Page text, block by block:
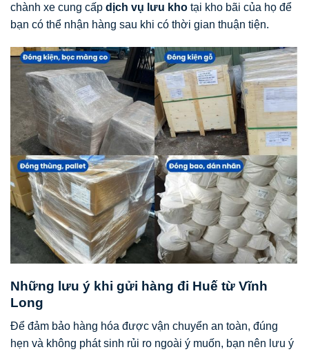
chành xe cung cấp dịch vụ lưu kho tại kho bãi của họ để
bạn có thể nhận hàng sau khi có thời gian thuận tiện.
Những lưu ý khi gửi hàng đi Huế từ Vĩnh
Long
Để đảm bảo hàng hóa được vận chuyển an toàn, đúng
hẹn và không phát sinh rủi ro ngoài ý muốn, bạn nên lưu ý